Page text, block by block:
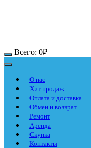
Всего: 0₽
О нас
Хит продаж
Оплата и доставка
Обмен и возврат
Ремонт
Аренда
Скупка
Контакты